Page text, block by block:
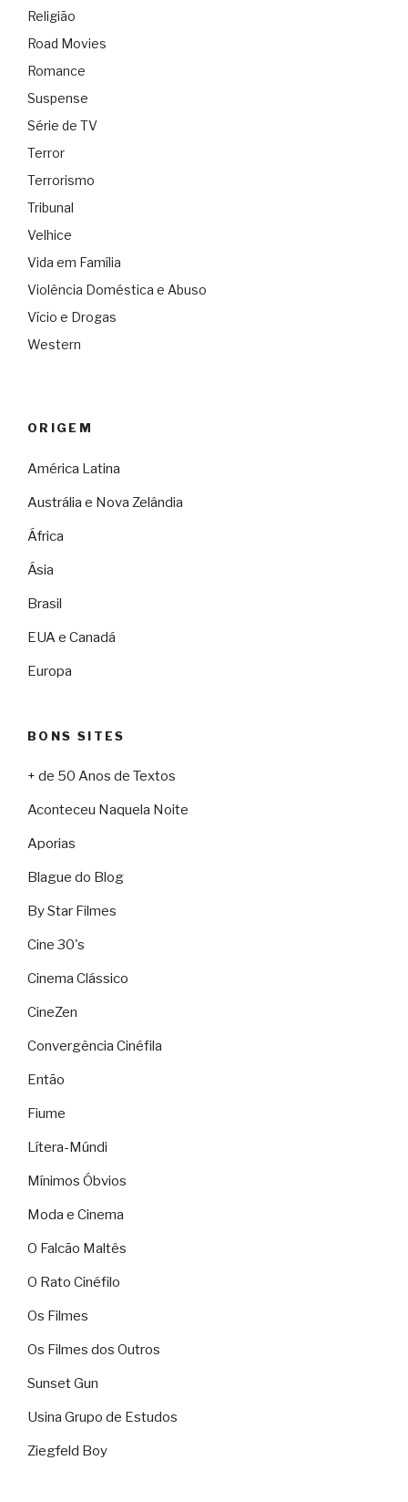
Religião
Road Movies
Romance
Suspense
Série de TV
Terror
Terrorismo
Tribunal
Velhice
Vida em Família
Violência Doméstica e Abuso
Vício e Drogas
Western
ORIGEM
América Latina
Austrália e Nova Zelândia
África
Ásia
Brasil
EUA e Canadá
Europa
BONS SITES
+ de 50 Anos de Textos
Aconteceu Naquela Noite
Aporias
Blague do Blog
By Star Filmes
Cine 30's
Cinema Clássico
CineZen
Convergência Cinéfila
Então
Fiume
Lítera-Múndi
Mínimos Óbvios
Moda e Cinema
O Falcão Maltês
O Rato Cinéfilo
Os Filmes
Os Filmes dos Outros
Sunset Gun
Usina Grupo de Estudos
Ziegfeld Boy